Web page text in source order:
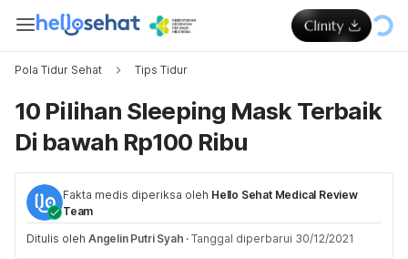
Pola Tidur Sehat Tips Tidur
10 Pilihan Sleeping Mask Terbaik
Di bawah Rp100 Ribu
Fakta medis diperiksa oleh Hello Sehat Medical Review
Team
Ditulis oleh Angelin Putri Syah · Tanggal diperbarui 30/12/2021